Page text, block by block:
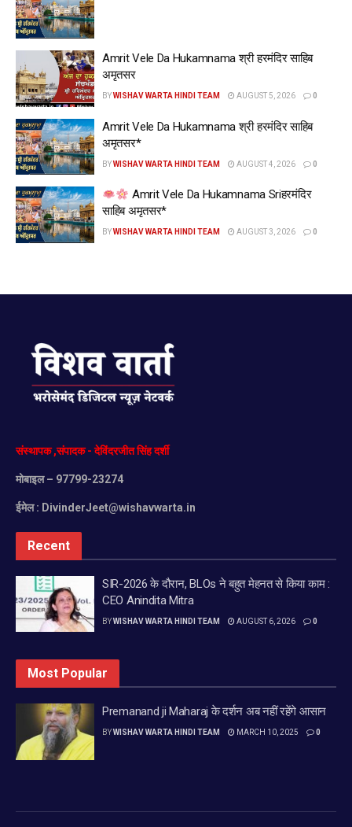
Amrit Vele Da Hukamnama श्री हरमंदिर साहिब
अमृतसर
BYWISHAV WARTA HINDI TEAM AUGUST 5, 2026 0
Amrit Vele Da Hukamnama श्री हरमंदिर साहिब
अमृतसर*
BYWISHAV WARTA HINDI TEAM AUGUST 4, 2026 0
Amrit Vele Da Hukamnama Sriहरमंदिर
साहिब अमृतसर*
BYWISHAV WARTA HINDI TEAM AUGUST 3, 2026 0
संस्थापक,संपादक-देविंदरजीतसिंहदर्शी
मोबाइल– 97799-23274
ईमेल : DivinderJeet@wishavwarta.in
Recent
SIR-2026 के दौरान, BLOs ने बहुत मेहनत से किया काम :
CEO Anindita Mitra
BYWISHAV WARTA HINDI TEAM AUGUST 6, 2026 0
Most Popular
Premanand ji Maharaj के दर्शन अब नहीं रहेंगे आसान
BYWISHAV WARTA HINDI TEAM MARCH 10, 2025 0